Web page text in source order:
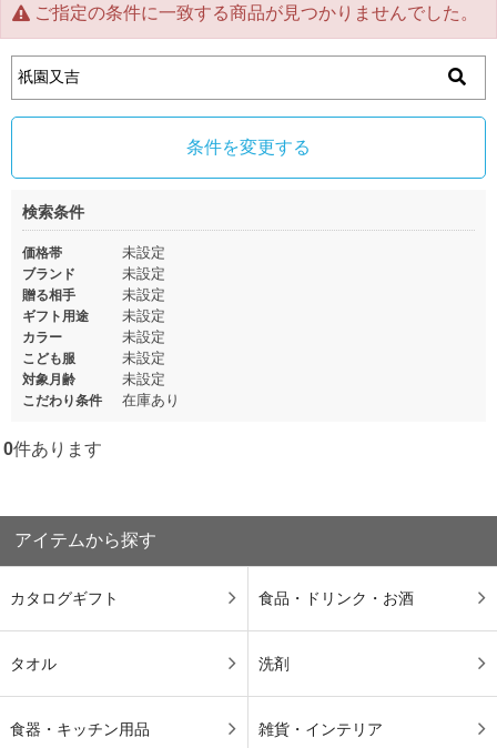
ご指定の条件に一致する商品が見つかりませんでした。
条件を変更する
検索条件
価格帯 未設定
ブランド 未設定
贈る相手 未設定
ギフト用途 未設定
カラー 未設定
こども服 未設定
対象月齢 未設定
こだわり条件 在庫あり
0件あります
アイテムから探す
カタログギフト 食品・ドリンク・お酒
タオル 洗剤
食器・キッチン用品 雑貨・インテリア